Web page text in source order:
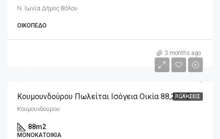
Ν. Ιωνία Δήμος Βόλου
ΟΙΚΌΠΕΔΟ
3 months ago
ΠΩΛΉΣΕΙΣ
Κουμουνδούρου Πωλείται Ισόγεια Οικία 88,20m2
Κουμουνδούρου
88m2
ΜΟΝΟΚΑΤΟΙΚΊΑ